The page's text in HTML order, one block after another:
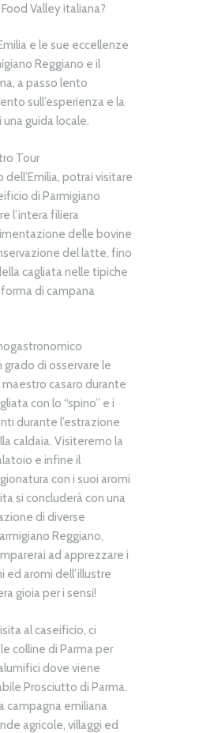
Valley italiana?
e le sue eccellenze
Reggiano e il
a passo lento
sull’esperienza e la
guida locale.
Tour
potrai visitare
di Parmigiano
l’intera filiera
delle bovine
del latte, fino
cagliata nelle tipiche
di campana
grado di osservare le
casaro durante
con lo “spino” e i
durante l’estrazione
caldaia. Visiteremo la
e infine il
con i suoi aromi
si concluderà con una
di diverse
Reggiano,
ad apprezzare i
aromi dell’illustre
gioia per i sensi!
al caseificio, ci
colline di Parma per
dove viene
Prosciutto di Parma.
campagna emiliana
agricole, villaggi ed